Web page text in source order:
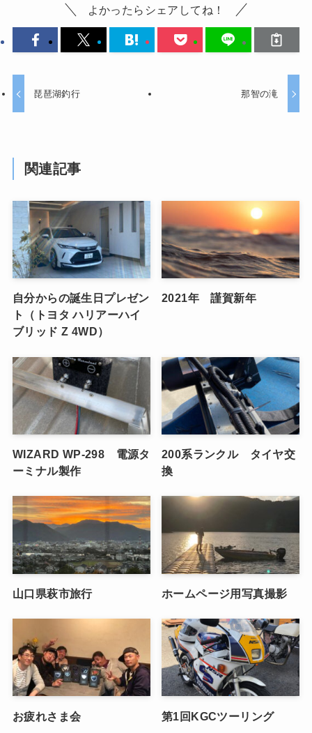
よかったらシェアしてね！
琵琶湖釣行 那智の滝
関連記事
自分からの誕生日プレゼン
ト（トヨタ ハリアーハイ
ブリッド Z 4WD）
2021年 謹賀新年
WIZARD WP-298 電源タ
ーミナル製作
200系ランクル タイヤ交
換
山口県萩市旅行 ホームページ用写真撮影
お疲れさま会 第1回KGCツーリング